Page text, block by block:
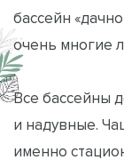
бассейн
очень многие
Все бассейны
и надувные.
именно